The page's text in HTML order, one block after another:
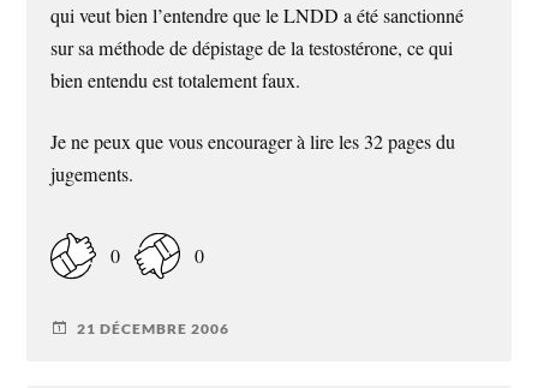
qui veut bien l’entendre que le LNDD a été sanctionné
sur sa méthode de dépistage de la testostérone, ce qui
bien entendu est totalement faux.
Je ne peux que vous encourager à lire les 32 pages du
jugements.
0 0
21 DÉCEMBRE 2006